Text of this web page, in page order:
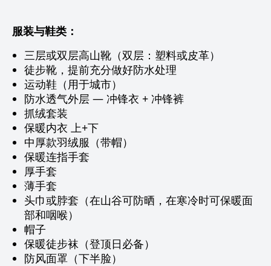
服装与鞋类：
三层或双层高山靴（双层：塑料或皮革）
徒步靴，提前充分做好防水处理
运动鞋（用于城市）
防水透气外层 — 冲锋衣 + 冲锋裤
抓绒套装
保暖内衣 上+下
中厚款羽绒服（带帽）
保暖连指手套
厚手套
薄手套
头巾或脖套（在山谷可防晒，在寒冷时可保暖面
部和咽喉）
帽子
保暖徒步袜（登顶日必备）
防风面罩（下半脸）